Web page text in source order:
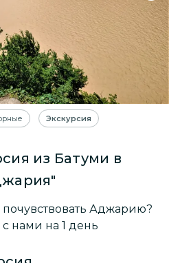
Экскурсия
из Батуми в
Аджарию?
нами на 1 день